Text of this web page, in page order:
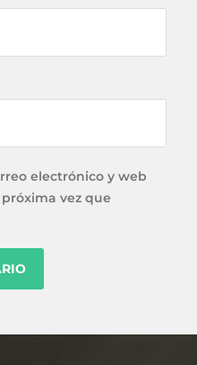
electrónico y web
vez que